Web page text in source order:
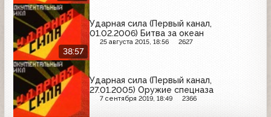
38:57
Ударная сила (Первый канал,
01.02.2006) Битва за океан
25 августа 2015, 18:56 2627
Ударная сила (Первый канал,
27.01.2005) Оружие спецназа
7 сентября 2019, 18:49 2366